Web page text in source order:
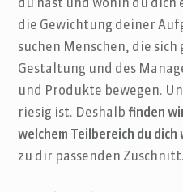
du hast und wohin du
die Gewichtung deiner
suchen Menschen, die sich
Gestaltung und des
und Produkte bewegen.
riesig ist. Deshalbfinden
welchem Teilbereich du
zu dir passenden Zuschnitt.